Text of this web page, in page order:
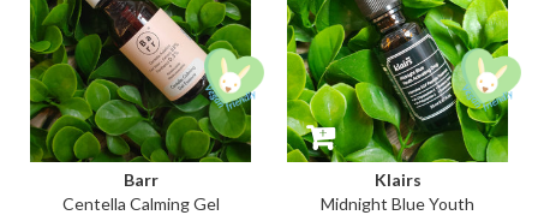
Barr
Centella Calming Gel
Klairs
Midnight Blue Youth